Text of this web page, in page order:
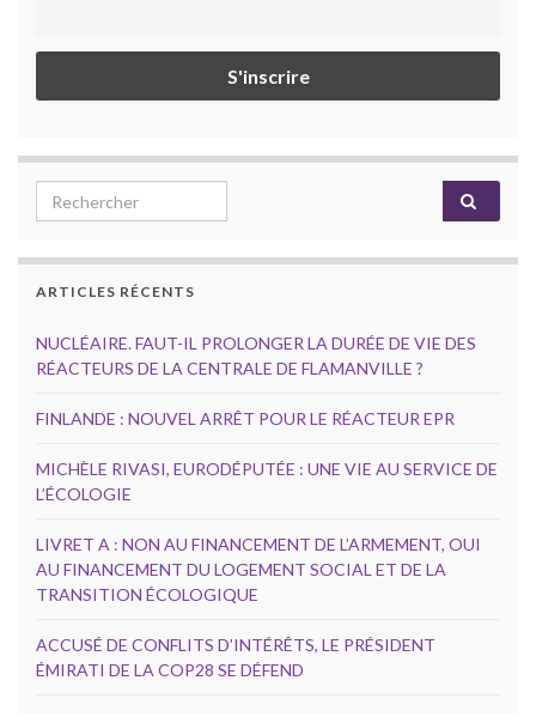
Search for:
ARTICLES RÉCENTS
NUCLÉAIRE. FAUT-IL PROLONGER LA DURÉE DE VIE DES
RÉACTEURS DE LA CENTRALE DE FLAMANVILLE ?
FINLANDE : NOUVEL ARRÊT POUR LE RÉACTEUR EPR
MICHÈLE RIVASI, EURODÉPUTÉE : UNE VIE AU SERVICE DE
L’ÉCOLOGIE
LIVRET A : NON AU FINANCEMENT DE L’ARMEMENT, OUI
AU FINANCEMENT DU LOGEMENT SOCIAL ET DE LA
TRANSITION ÉCOLOGIQUE
ACCUSÉ DE CONFLITS D’INTÉRÊTS, LE PRÉSIDENT
ÉMIRATI DE LA COP28 SE DÉFEND